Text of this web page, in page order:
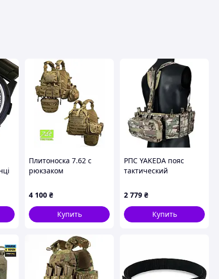
Плитоноска 7.62 с
рюкзаком
4 100 ₴
Купить
РПС YAKEDA пояс
тактический
подсумками под
магазин
2 779 ₴
Купить